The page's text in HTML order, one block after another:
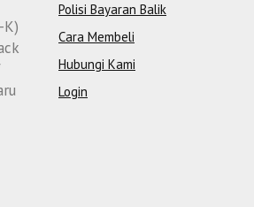
K)
Polisi Bayaran Balik
Cara Membeli
Hubungi Kami
Login